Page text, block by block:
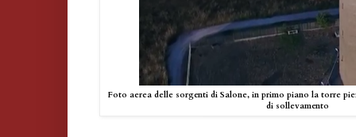
Foto aerea delle sorgenti di Salone, in primo piano la torre
di sollevamento